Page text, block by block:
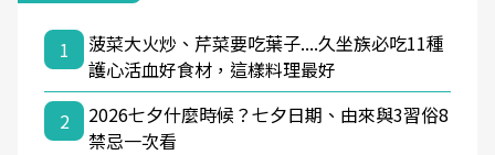
1
菠菜大火炒、芹菜要吃葉子....久坐族必吃11種
護心活血好食材，這樣料理最好
2
2026七夕什麼時候？七夕日期、由來與3習俗8
禁忌一次看